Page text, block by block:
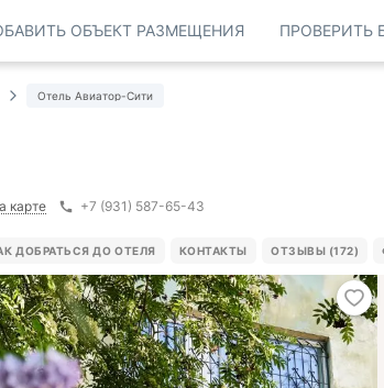
ПРОВЕРИТЬ
ОБЪЕКТ РАЗМЕЩЕНИЯ
Отель Авиатор-Сити
карте +7 (931) 587-65-43
ДОБРАТЬСЯ ДО ОТЕЛЯ КОНТАКТЫ ОТЗЫВЫ (172)